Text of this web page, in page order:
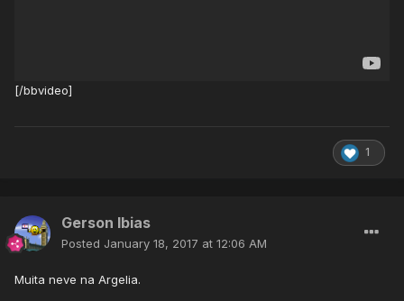
[/bbvideo]
1
Gerson Ibias
Posted January 18, 2017 at 12:06 AM
Muita neve na Argelia.